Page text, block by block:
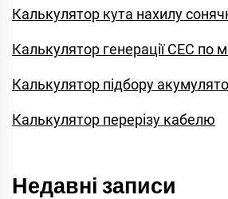
Калькулятор кута нахилу
Калькулятор генерації СЕС по
Калькулятор підбору
Калькулятор перерізу кабелю
Недавні записи